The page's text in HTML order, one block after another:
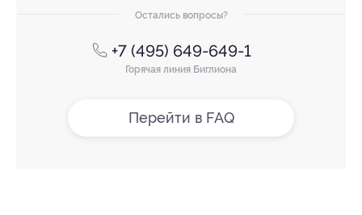
Остались вопросы?
+7 (495) 649-649-1
Горячая линия Биглиона
Перейти в FAQ